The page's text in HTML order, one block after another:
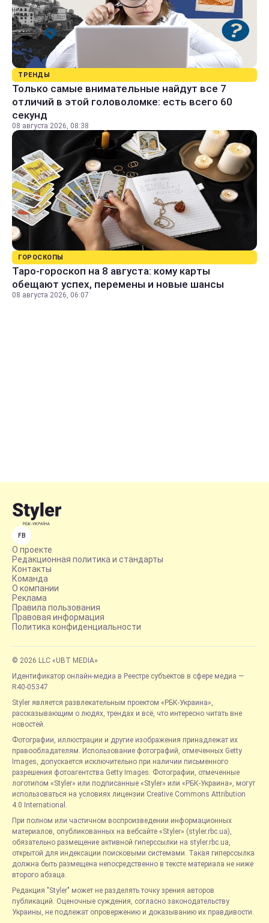
ТРЕНДЫ
Только самые внимательные найдут все 7
отличий в этой головоломке: есть всего 60
секунд
08 августа 2026, 08:38
ГОРОСКОПЫ
Таро-гороскоп на 8 августа: кому карты
обещают успех, перемены и новые шансы
08 августа 2026, 06:07
FB
О проекте
Редакционная политика и стандарты
Контакты
Команда
О компании
Реклама
Правила пользования
Правовая информация
Политика конфиденциальности
© 2026 LLC «UBT MEDIA»
Идентификатор онлайн-медиа в Реестре субъектов в сфере медиа —
R40-05347
Styler является развлекательным проектом «РБК-Украина»,
рассказывающим о людях, трендах и всё, что интересно читать вне
новостей.
Фотографии, иллюстрации и другие изображения принадлежат их
правообладателям. Использование фотографий, отмеченных Getty
Images, допускается исключительно при наличии письменного
разрешения фотоагентства Getty Images. Фотографии, отмеченные
логотипом «Styler» или подписанные «Styler» или «РБК-Украина», могут
использоваться на условиях лицензии Creative Commons Attribution
4.0 International.
При полном или частичном воспроизведении информационных
материалов, опубликованных на вебсайте «Styler» (styler.rbc.ua),
обязательно размещение активной гиперссылки на styler.rbc.ua,
открытой для индексации поисковыми системами. Такая гиперссылка
должна быть размещена непосредственно в тексте материала не ниже
второго абзаца.
Редакция "Styler" может не разделять точку зрения авторов
публикаций. Оценочные суждения, согласно законодательству
Украины, не подлежат опровержению и доказыванию их правдивости.